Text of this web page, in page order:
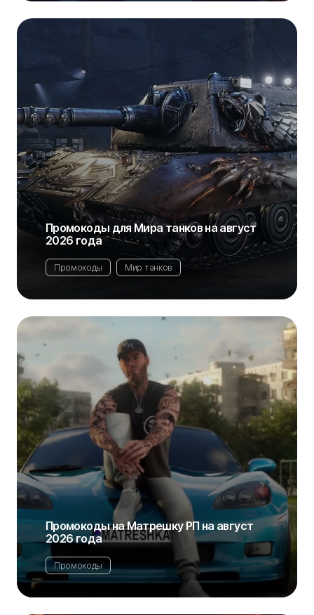
Промокоды для Мира танков на август
2026 года
Промокоды Мир танков
Промокоды на Матрешку РП на август
2026 года
Промокоды